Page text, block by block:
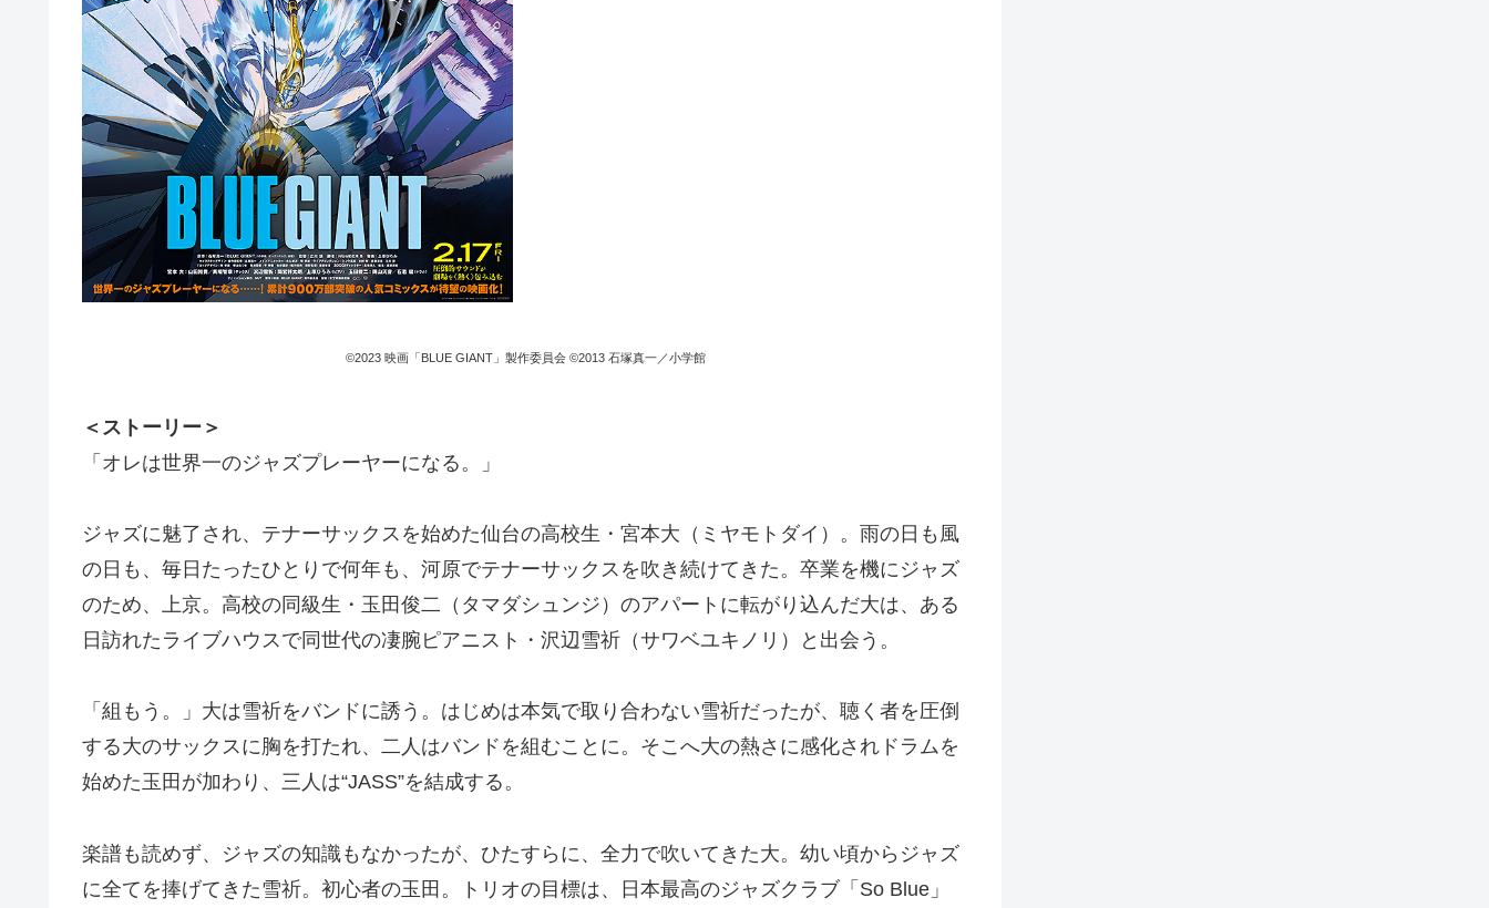
©2023 映画「BLUE GIANT」製作委員会 ©2013 石塚真一／小学館
＜ストーリー＞
「オレは世界一のジャズプレーヤーになる。」
ジャズに魅了され、テナーサックスを始めた仙台の高校生・宮本大（ミヤモトダイ）。雨の日も風
の日も、毎日たったひとりで何年も、河原でテナーサックスを吹き続けてきた。卒業を機にジャズ
のため、上京。高校の同級生・玉田俊二（タマダシュンジ）のアパートに転がり込んだ大は、ある
日訪れたライブハウスで同世代の凄腕ピアニスト・沢辺雪祈（サワベユキノリ）と出会う。
「組もう。」大は雪祈をバンドに誘う。はじめは本気で取り合わない雪祈だったが、聴く者を圧倒
する大のサックスに胸を打たれ、二人はバンドを組むことに。そこへ大の熱さに感化されドラムを
始めた玉田が加わり、三人は“JASS”を結成する。
楽譜も読めず、ジャズの知識もなかったが、ひたすらに、全力で吹いてきた大。幼い頃からジャズ
に全てを捧げてきた雪祈。初心者の玉田。トリオの目標は、日本最高のジャズクラブ「So Blue」